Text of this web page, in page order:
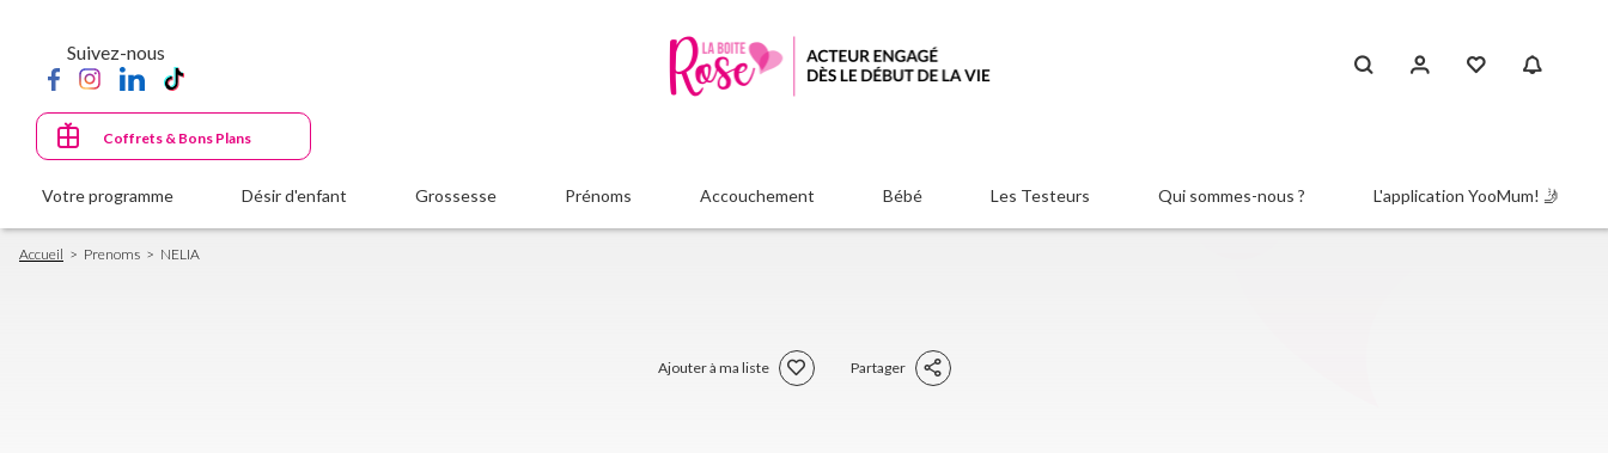
principal
Suivez-nous
Coffrets & Bons Plans
Votre programme Désir d'enfant Grossesse Prénoms Accouchement Bébé Les Testeurs Qui sommes-nous ? L'application YooMum! 🤳
Fil
d'Ariane
Accueil Prenoms NELIA
Ajouter à ma liste Partager